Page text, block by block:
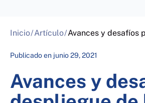
Inicio/Artículo/Avances y desafíos
Publicado en junio 29, 2021
Avances y